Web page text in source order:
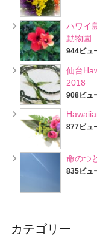
ハワイ
動物園
944ビュ
仙台
2018
908ビュ
877ビュ
命のつ
835ビュ
カテゴリー